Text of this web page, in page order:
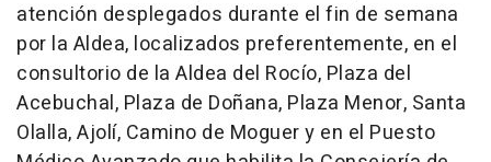
atención desplegados durante el fin de semana
por la Aldea, localizados preferentemente, en el
consultorio de la Aldea del Rocío, Plaza del
Acebuchal, Plaza de Doñana, Plaza Menor, Santa
Olalla, Ajolí, Camino de Moguer y en el Puesto